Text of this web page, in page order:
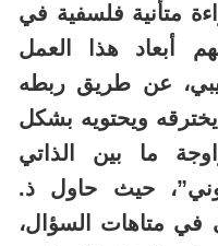
متأنية فلسفية في
أبعاد هذا العمل
عن طريق ربطه
ويحتويه بشكل
ما بين الذاتي
حيث حاول ذ.
متاهات السؤال،